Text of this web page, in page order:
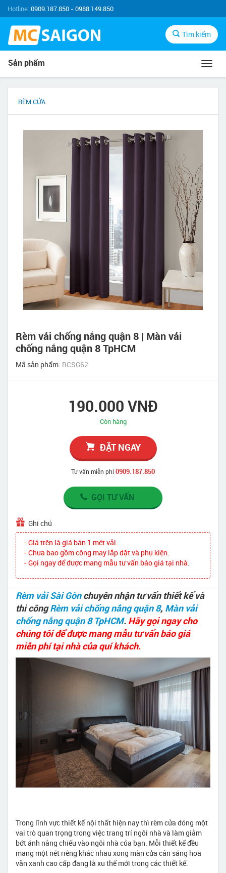
Hotline:0909.187.850 - 0988.149.850
Tìm kiếm
Sản phẩm
RÈM CỬA
Rèm vải chống nắng quận 8 | Màn vải
chống nắng quận 8 TpHCM
Mã sản phẩm: RCSG62
190.000 VNĐ
Còn hàng
ĐẶT NGAY
Tư vấn miễn phí0909.187.850
GỌI TƯ VẤN
Ghi chú
- Giá trên là giá bán 1 mét vải.
- Chưa bao gồm công may lắp đặt và phụ kiện.
- Gọi ngay để được mang mẫu tư vấn báo giá tại nhà.
Rèm vải Sài Gònchuyên nhận tư vấn thiết kế và
thi côngRèm vải chống nắng quận 8, Màn vải
chống nắng quận 8 TpHCM. Hãy gọi ngay cho
chúng tôi để được mang mẫu tư vấn báo giá
miễn phí tại nhà của quí khách.
Trong lĩnh vực thiết kế nội thất hiện nay thì rèm cửa đóng một
vai trò quan trọng trong việc trang trí ngôi nhà và làm giảm
bớt ánh nắng chiếu vào ngôi nhà của bạn. Mỗi thiết kế đều
mang một nét riêng khác nhau xong màn cửa cản sáng hoa
văn xanh cao cấp đang là xu thế mới trong các thiết kế.